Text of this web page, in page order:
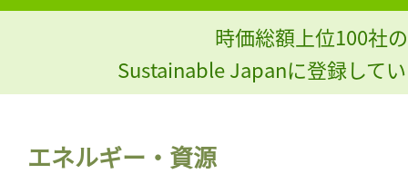
時価総額上位100社
Sustainable Japanに登録して
エネルギー・資源